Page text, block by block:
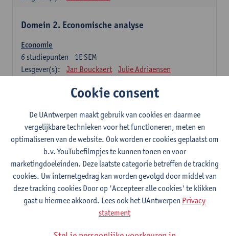
Domein 2. Economische analyse
Economie
1E SEM
6 studiepunten
Lesgever(s):
Jan Bouckaert Julie Adriaensen
Domein 3. Bedrijfseconomie
Accountancy
1E/2E SEM
6studiepunten
Lesgever(s):
Tom Van Caneghem Christine Lippens
Domein 6. Kwantitatieve methoden
Beschrijvende statistiek en kansrekenen
2E SEM
3studiepunten
Stephan Van der Veeken
Cookie consent
De UAntwerpen maakt gebruik van cookies en daarmee
vergelijkbare technieken voor het functioneren, meten en
optimaliseren van de website. Ook worden er cookies geplaatst om
b.v. YouTubefilmpjes te kunnen tonen en voor
marketingdoeleinden. Deze laatste categorie betreffen de tracking
cookies. Uw internetgedrag kan worden gevolgd door middel van
deze tracking cookies Door op 'Accepteer alle cookies' te klikken
gaat u hiermee akkoord. Lees ook het UAntwerpen Privacy
statement